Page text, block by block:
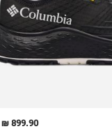
899.90 ₪